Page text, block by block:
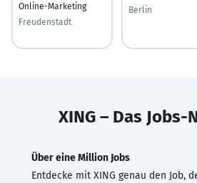
Online-Marketing
Freudenstadt
Berlin
XING – Das
Über eine Million Jobs
Entdecke mit XING genau den Job,